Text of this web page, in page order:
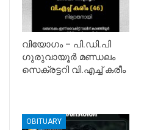
വിയോഗം – പി.ഡി.പി
ഗുരുവായൂർ മണ്ഡലം
സെക്രട്ടറി വി.എച്ച് കരീം
OBITUARY